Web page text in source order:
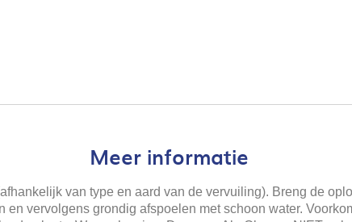
Meer informatie
van type en aard van de vervuiling). Breng de
vervolgens grondig afspoelen met schoon water.